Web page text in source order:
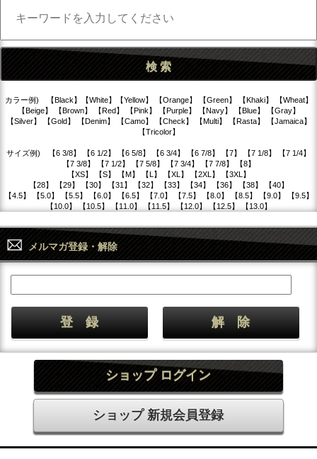
カラー例) 【Black】【White】【Yellow】 【Orange】 【Green】 【Khaki】 【Wheat】
【Beige】 【Brown】 【Red】 【Pink】 【Purple】 【Navy】 【Blue】 【Gray】
【Silver】 【Gold】 【Denim】 【Camo】 【Check】 【Multi】 【Rasta】 【Jamaica】
【Tricolor】
サイズ例) 【6 3/8】 【6 1/2】 【6 5/8】 【6 3/4】 【6 7/8】 【7】 【7 1/8】 【7 1/4】
【7 3/8】 【7 1/2】 【7 5/8】 【7 3/4】 【7 7/8】 【8】
【XS】 【S】 【M】 【L】 【XL】 【2XL】 【3XL】
【28】 【29】 【30】 【31】 【32】 【33】 【34】 【36】 【38】 【40】
【4.5】 【5.0】 【5.5】 【6.0】 【6.5】 【7.0】 【7.5】 【8.0】 【8.5】 【9.0】 【9.5】
【10.0】 【10.5】 【11.0】 【11.5】 【12.0】 【12.5】 【13.0】
メルマガ登録・解除
ショップ ログイン
ショップ 新規会員登録